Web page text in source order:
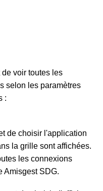
voir toutes les
selon les paramètres
:
de choisir l'application
la grille sont affichées.
les connexions
Amisgest SDG.